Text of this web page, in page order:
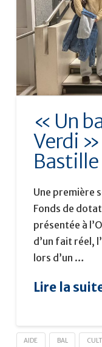
« Un
Verdi »
Bastille
Une première
Fonds de
présentée à
d’un fait réel,
lors d’un …
Lire la
AIDE BAL